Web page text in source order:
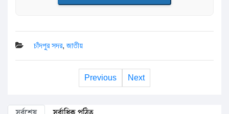
চাঁদপুর সদর, জাতীয়
Previous Next